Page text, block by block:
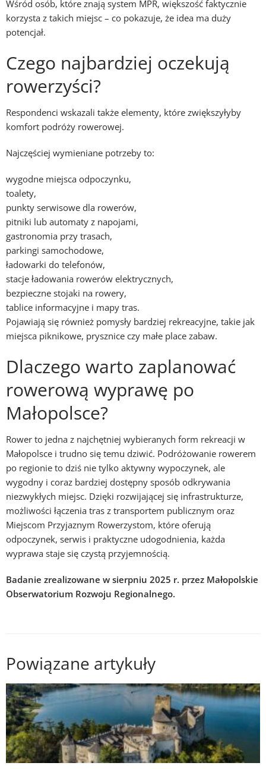
Wśród osób, które znają system MPR, większość faktycznie
korzysta z takich miejsc – co pokazuje, że idea ma duży
potencjał.
Czego najbardziej oczekują
rowerzyści?
Respondenci wskazali także elementy, które zwiększyłyby
komfort podróży rowerowej.
Najczęściej wymieniane potrzeby to:
wygodne miejsca odpoczynku,
toalety,
punkty serwisowe dla rowerów,
pitniki lub automaty z napojami,
gastronomia przy trasach,
parkingi samochodowe,
ładowarki do telefonów,
stacje ładowania rowerów elektrycznych,
bezpieczne stojaki na rowery,
tablice informacyjne i mapy tras.
Pojawiają się również pomysły bardziej rekreacyjne, takie jak
miejsca piknikowe, prysznice czy małe place zabaw.
Dlaczego warto zaplanować
rowerową wyprawę po
Małopolsce?
Rower to jedna z najchętniej wybieranych form rekreacji w
Małopolsce i trudno się temu dziwić. Podróżowanie rowerem
po regionie to dziś nie tylko aktywny wypoczynek, ale
wygodny i coraz bardziej dostępny sposób odkrywania
niezwykłych miejsc. Dzięki rozwijającej się infrastrukturze,
możliwości łączenia tras z transportem publicznym oraz
Miejscom Przyjaznym Rowerzystom, które oferują
odpoczynek, serwis i praktyczne udogodnienia, każda
wyprawa staje się czystą przyjemnością.
Badanie zrealizowane w sierpniu 2025 r. przez Małopolskie
Obserwatorium Rozwoju Regionalnego.
Powiązane artykuły